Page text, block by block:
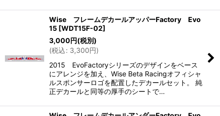
Wise フレームデカールアッパーFactory Evo
15 [WDT15F-02]
3,000円(税別)
(税込: 3,300円)
2015 EvoFactoryシリーズのデザインをベース
にアレンジを加え、Wise Beta Racingオフィシャ
ルスポンサーロゴを配置したデカールセット。 純
正デカールと同等の厚手のシートで…